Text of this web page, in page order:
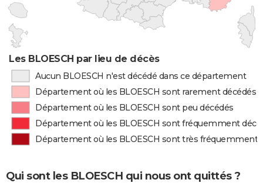
Les BLOESCH par lieu de décès
Aucun BLOESCH n'est décédé dans ce département
Département où les BLOESCH sont rarement décédés
Département où les BLOESCH sont peu décédés
Département où les BLOESCH sont fréquemment
Département où les BLOESCH sont très fréquemment
Qui sont les BLOESCH qui nous ont quittés ?